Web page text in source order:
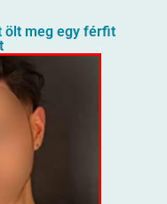
ölt meg egy férfit